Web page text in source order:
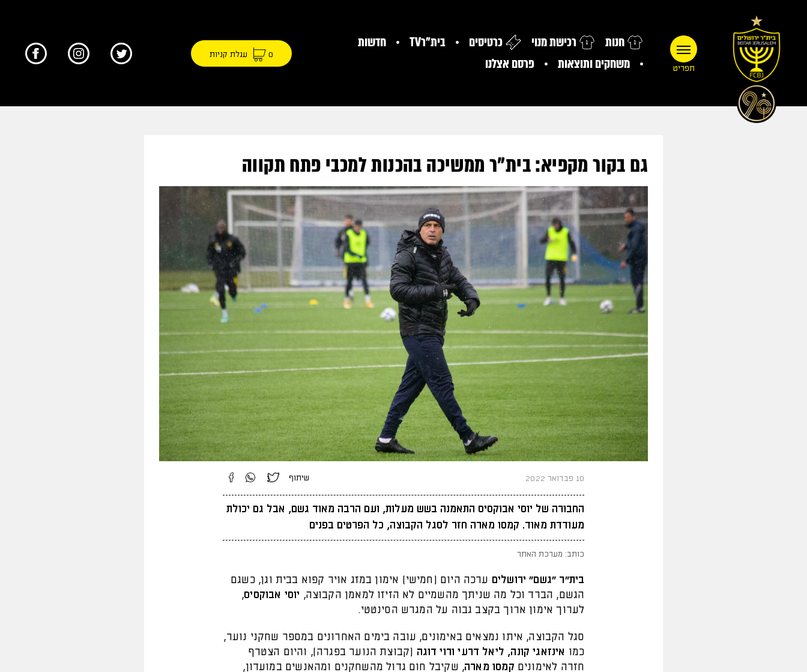
תפריט
חנות רכישת מנוי כרטיסים בית"רTV
חדשות
משחקים ותוצאות
פרסם אצלנו
0 עגלת קניות
גם בקור מקפיא: בית"ר ממשיכה בהכנות למכבי פתח תקווה
10 פברואר 2022 שיתוף
החבורה של יוסי אבוקסיס התאמנה בשש מעלות, ועם הרבה מאוד גשם, אבל גם יכולת
מעודדת מאוד. קמסו מארה חזר לסגל הקבוצה, כל הפרטים בפנים
כותב: מערכת האתר
בית"ר "גשם" ירושלים ערכה היום (חמישי) אימון במזג אויר קפוא בבית וגן, כשגם
הגשם, הברד וכל מה שניתך מהשמיים לא הזיזו למאמן הקבוצה, יוסי אבוקסיס,
לערוך אימון ארוך בקצב גבוה על המגרש הסינטטי.
סגל הקבוצה, איתו נמצאים באימונים, עובה בימים האחרונים במספר שחקני נוער,
כמו אינזאגי קונה, ליאל דרעי ורוי דוגה (קבוצת הנוער בפגרה), והיום הצטרף
חזרה לאימונים קמסו מארה, שקיבל חום גדול מהשחקנים ומהאנשים במועדון,